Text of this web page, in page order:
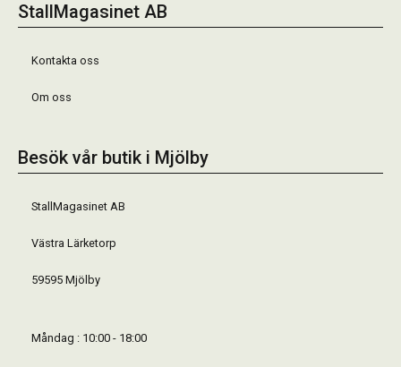
StallMagasinet AB
Kontakta oss
Om oss
Besök vår butik i Mjölby
StallMagasinet AB
Västra Lärketorp
59595 Mjölby
Måndag : 10:00 - 18:00